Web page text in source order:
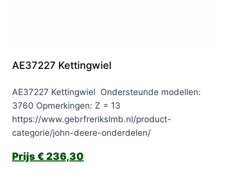
AE37227 Kettingwiel
AE37227 Kettingwiel Ondersteunde modellen:
3760 Opmerkingen: Z = 13
https://www.gebrfrerikslmb.nl/product-
categorie/john-deere-onderdelen/
€ 236,30